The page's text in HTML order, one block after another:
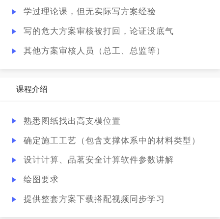
学过理论课，但无实际写方案经验
写的危大方案审核被打回，论证没底气
其他方案审核人员（总工、总监等）
课程介绍
熟悉图纸找出高支模位置
确定施工工艺（包含支撑体系中的材料类型）
设计计算、品茗安全计算软件参数讲解
绘图要求
提供整套方案下载搭配视频同步学习